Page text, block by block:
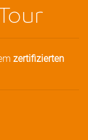
zertifizierten